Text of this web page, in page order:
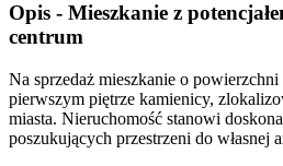
Opis - Mieszkanie z
centrum
Na sprzedaż mieszkanie o
pierwszym piętrze kamienicy,
miasta. Nieruchomość stanowi
poszukujących przestrzeni do własnej